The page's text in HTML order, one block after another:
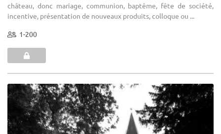
château, donc mariage, communion, baptême, fête de société,
incentive, présentation de nouveaux produits, colloque ou ...
1-200